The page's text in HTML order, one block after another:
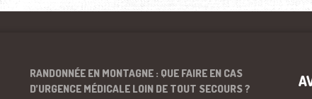
RANDONNÉE EN MONTAGNE : QUE FAIRE EN CAS
D’URGENCE MÉDICALE LOIN DE TOUT SECOURS ?